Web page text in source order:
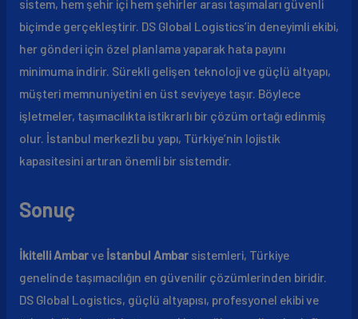
sistem, hem şehir içi hem şehirler arası taşımaları güvenli
biçimde gerçekleştirir. DS Global Logistics’in deneyimli ekibi,
her gönderi için özel planlama yaparak hata payını
minimuma indirir. Sürekli gelişen teknoloji ve güçlü altyapı,
müşteri memnuniyetini en üst seviyeye taşır. Böylece
işletmeler, taşımacılıkta istikrarlı bir çözüm ortağı edinmiş
olur. İstanbul merkezli bu yapı, Türkiye’nin lojistik
kapasitesini artıran önemli bir sistemdir.
Sonuç
İkitelli Ambarve İstanbul Ambarsistemleri, Türkiye
genelinde taşımacılığın en güvenilir çözümlerinden biridir.
DS Global Logistics, güçlü altyapısı, profesyonel ekibi ve